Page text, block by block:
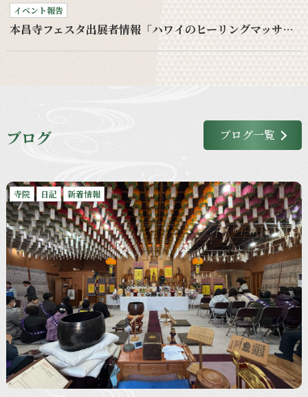
イベント報告
本昌寺フェスタ出展者情報「ハワイのヒーリングマッサージ」
ブログ ブログ一覧
寺院 日記 新着情報